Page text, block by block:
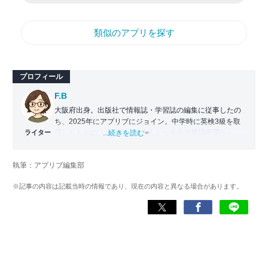
類似のアプリを探す
プロフィール
ライター
F.B
大阪府出身。出版社で情報誌・学習誌の編集に従事したの
ち、2025年にアプリブにジョイン。中学時に英検3級を取
得したものの、大学生・社会人となる中で英語学習から遠
り添える記事を目指している。
...続きを読む
執筆：アプリブ編集部
※記事の内容は記載当時の情報であり、現在の内容と異なる場合があります。